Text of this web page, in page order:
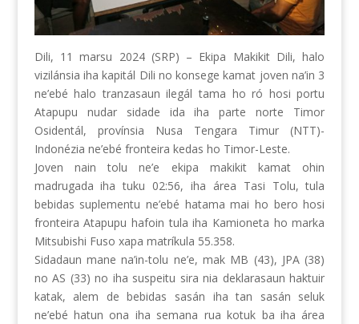
Dili, 11 marsu 2024 (SRP) – Ekipa Makikit Dili, halo
vizilánsia iha kapitál Dili no konsege kamat joven na’in 3
ne’ebé halo tranzasaun ilegál tama ho ró hosi portu
Atapupu nudar sidade ida iha parte norte Timor
Osidentál, provínsia Nusa Tengara Timur (NTT)-
Indonézia ne’ebé fronteira kedas ho Timor-Leste.
Joven nain tolu ne’e ekipa makikit kamat ohin
madrugada iha tuku 02:56, iha área Tasi Tolu, tula
bebidas suplementu ne’ebé hatama mai ho bero hosi
fronteira Atapupu hafoin tula iha Kamioneta ho marka
Mitsubishi Fuso xapa matríkula 55.358.
Sidadaun mane na’in-tolu ne’e, mak MB (43), JPA (38)
no AS (33) no iha suspeitu sira nia deklarasaun haktuir
katak, alem de bebidas sasán iha tan sasán seluk
ne’ebé hatun ona iha semana rua kotuk ba iha área